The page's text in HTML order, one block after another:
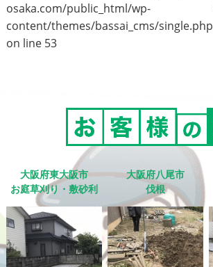
osaka.com/public_html/wp-
content/themes/bassai_cms/single.php
on line 53
大阪府東大阪市
お庭草刈り・敷砂利
大阪府八尾市
伐根